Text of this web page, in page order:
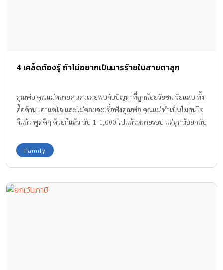
4 เคล็ดต้องรู้ ถ้าไม่อยากเป็นมารร้ายในสายตาลูก
คุณพ่อ คุณแม่หลายคนคงเคยพบกับปัญหาที่ลูกน้อยวัยซน วัยแสบ ทั้ง
ดื้อด้าน เอาแต่ใจ และไม่ค่อยจะเชื่อฟังคุณพ่อ คุณแม่ ทำเป็นไม่สนใจ
ก็แล้ว พูดดีๆ ด้วยก็แล้ว นับ 1-1,000 ไปแล้วหลายรอบ แต่ลูกน้อยกลับ
ลูก Family